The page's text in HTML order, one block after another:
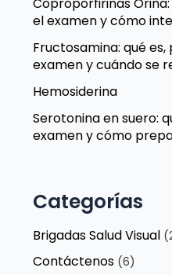
el examen y cómo
Fructosamina: qué
examen y cuándo se
Hemosiderina
Serotonina en suero:
examen y cómo
Categorías
Brigadas Salud Visual
Contáctenos (6)